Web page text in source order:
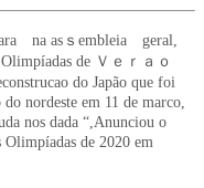
na asｓembleia geral,
Olimpíadas de Ｖｅｒａｏ
do Japão que foi
nordeste em 11 de marco,
nos dada “,Anunciou o
Olimpíadas de 2020 em